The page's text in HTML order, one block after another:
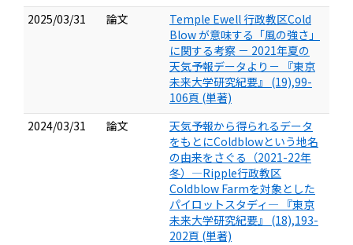
2025/03/31
論文
Temple Ewell 行政教区Cold
Blow が意味する「風の強さ」
に関する考察 － 2021年夏の
天気予報データより－ 『東京
未来大学研究紀要』 (19),99-
106頁 (単著)
2024/03/31
論文
天気予報から得られるデータ
をもとにColdblowという地名
の由来をさぐる（2021-22年
冬）—Ripple行政教区
Coldblow Farmを対象とした
パイロットスタディ— 『東京
未来大学研究紀要』 (18),193-
202頁 (単著)